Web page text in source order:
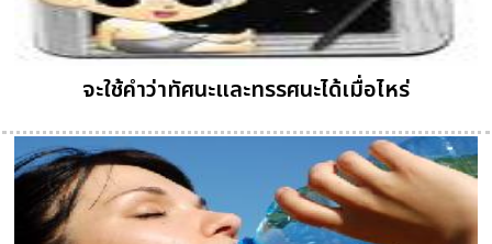
จะใช้คำว่าทัศนะและทรรศนะได้เมื่อไหร่